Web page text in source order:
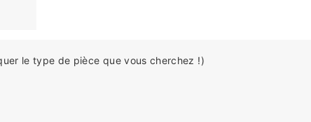
le type de pièce que vous cherchez !)